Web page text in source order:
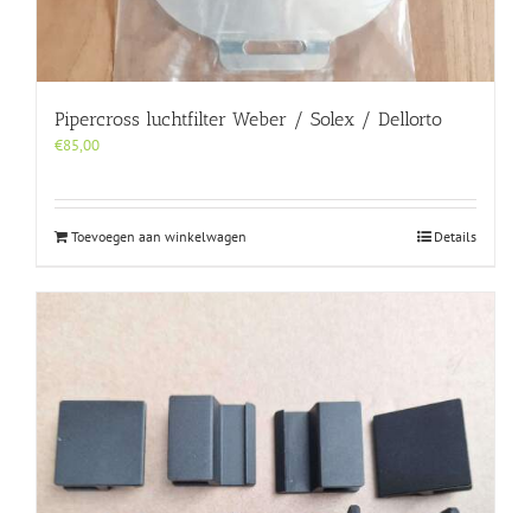
Pipercross luchtfilter Weber / Solex / Dellorto
€85,00
Toevoegen aan winkelwagen Details